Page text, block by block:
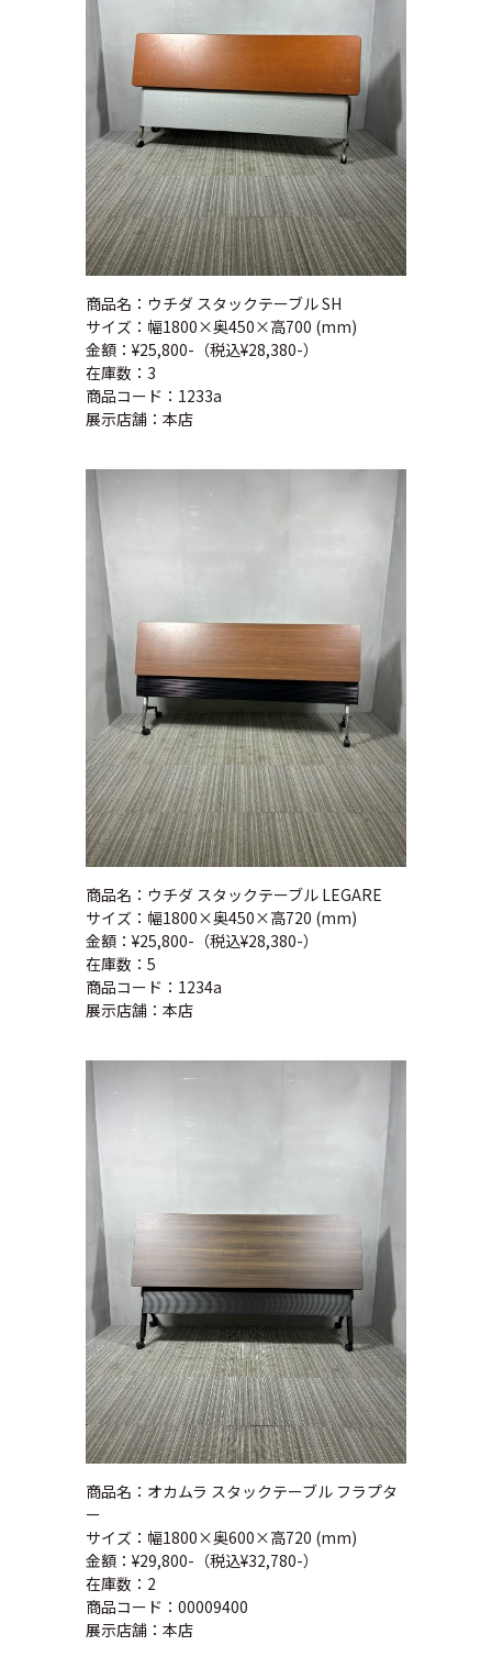
商品名：ウチダ スタックテーブル SH
サイズ：幅1800×奥450×高700 (mm)
金額：¥25,800-（税込¥28,380-）
在庫数：3
商品コード：1233a
展示店舗：本店
商品名：ウチダ スタックテーブル LEGARE
サイズ：幅1800×奥450×高720 (mm)
金額：¥25,800-（税込¥28,380-）
在庫数：5
商品コード：1234a
展示店舗：本店
商品名：オカムラ スタックテーブル フラプタ
ー
サイズ：幅1800×奥600×高720 (mm)
金額：¥29,800-（税込¥32,780-）
在庫数：2
商品コード：00009400
展示店舗：本店